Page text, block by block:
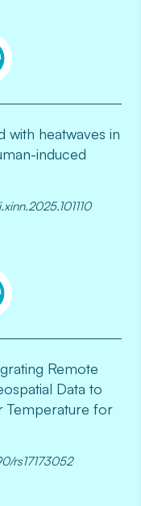
with heatwaves in
induced
Remote
Data to
Temperature for
rs17173052